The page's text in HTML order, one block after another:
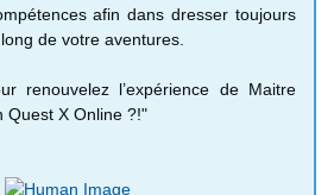
afin dans dresser toujours
de votre aventures.
renouvelez l’expérience de Maitre
Quest X Online ?!"